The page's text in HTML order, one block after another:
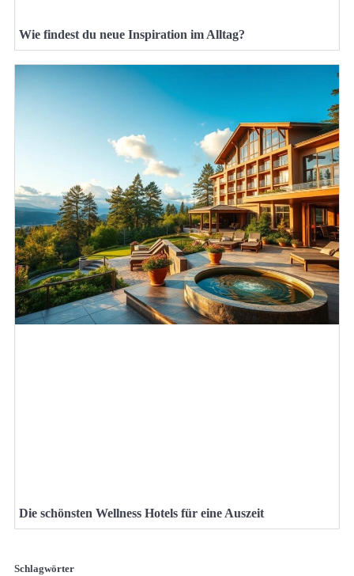
Wie findest du neue Inspiration im Alltag?
Die schönsten Wellness Hotels für eine Auszeit
Schlagwörter